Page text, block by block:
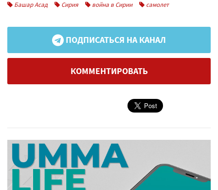
Башар Асад Сирия война в Сирии самолет
ПОДПИСАТЬСЯ НА КАНАЛ
КОММЕНТИРОВАТЬ